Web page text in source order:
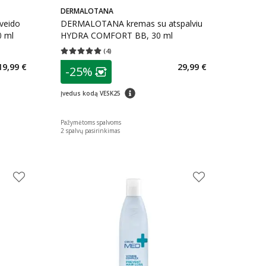
ml
nuolaida:
€
DERMALOTANA
DERMALOTANA kremas su atspalviu
HYDRA COMFORT BB, 30 ml
(4)
Vidutinis įvertinimas 5.00
patarimas
Lojalumo klubo narių nuolaida
-25%
Įvedus kodą VESK25 patarimas
29,99 €
Pažymėtoms spalvoms
2 spalvų pasirinkimas